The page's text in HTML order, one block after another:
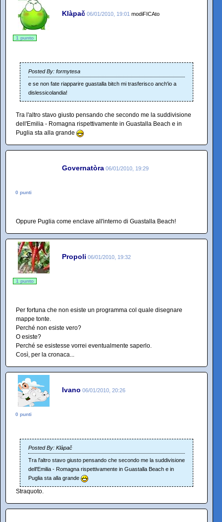
Klàpač 06/01/2010, 19:01 modiFICAto
1 punto
Posted By: formytesa
e se non fate riapparire guastalla bitch mi trasferisco anch'io a
dislessicolandia!
Tra l'altro stavo giusto pensando che secondo me la suddivisione
dell'Emilia - Romagna rispettivamente in Guastalla Beach e in
Puglia sta alla grande
Governatòra 06/01/2010, 19:29
0 punti
Oppure Puglia come enclave all'interno di Guastalla Beach!
Propoli 06/01/2010, 19:32
1 punto
Per fortuna che non esiste un programma col quale disegnare
mappe tonte.
Perché non esiste vero?
O esiste?
Perché se esistesse vorrei eventualmente saperlo.
Così, per la cronaca...
Ivano 06/01/2010, 20:26
0 punti
Posted By: Klàpač
Tra l'altro stavo giusto pensando che secondo me la suddivisione
dell'Emilia - Romagna rispettivamente in Guastalla Beach e in
Puglia sta alla grande
Straquoto.